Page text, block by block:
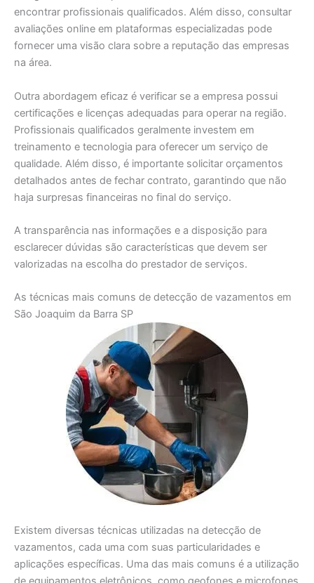
encontrar profissionais qualificados. Além disso, consultar
avaliações online em plataformas especializadas pode
fornecer uma visão clara sobre a reputação das empresas
na área.
Outra abordagem eficaz é verificar se a empresa possui
certificações e licenças adequadas para operar na região.
Profissionais qualificados geralmente investem em
treinamento e tecnologia para oferecer um serviço de
qualidade. Além disso, é importante solicitar orçamentos
detalhados antes de fechar contrato, garantindo que não
haja surpresas financeiras no final do serviço.
A transparência nas informações e a disposição para
esclarecer dúvidas são características que devem ser
valorizadas na escolha do prestador de serviços.
As técnicas mais comuns de detecção de vazamentos em
São Joaquim da Barra SP
Existem diversas técnicas utilizadas na detecção de
vazamentos, cada uma com suas particularidades e
aplicações específicas. Uma das mais comuns é a utilização